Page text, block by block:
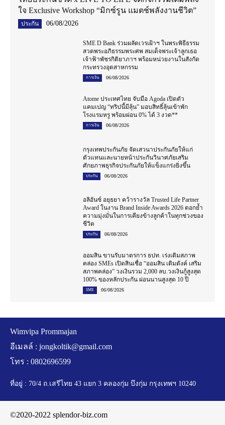
ใจ Exclusive Workshop “มิกซ์รูน แมตช์พลังงานชีวิต”
ประกัน 06/08/2026
SME D Bank ร่วมผลัดเวรเฝ้าฯ ในพระพิธีธรรม
สวดพระอภิธรรมพระศพ สมเด็จพระเจ้าลูกเธอ
เจ้าฟ้าพัชรกิติยาภาฯ พร้อมหน่วยงานในสังกัด
กระทรวงอุตสาหกรรม
การเงิน 06/08/2026
Atome ประเทศไทย จับมือ Agoda เปิดตัว
แคมเปญ “ทริปนี้มีลุ้น” มอบสิทธิ์ลุ้นเข้าพัก
โรงแรมหรู พร้อมผ่อน 0% ได้ 3 งวด**
การเงิน 06/08/2026
กรุงเทพประกันภัย จัดเสวนาประกันภัยให้แก่
ตัวแทนและนายหน้าประกันวินาศภัยเสริม
ศักยภาพธุรกิจประกันภัยให้แข็งแกร่งยิ่งขึ้น
ประกัน 06/08/2026
อลิอันซ์ อยุธยา คว้ารางวัล Trusted Life Partner
Award ในงาน Brand Inside Awards 2026 ตอกย้ำ
ความมุ่งมั่นในการเคียงข้างลูกค้าในทุกช่วงของ
ชีวิต
ประกัน 06/08/2026
ออมสิน ขานรับมาตรการ ธปท. เร่งเติมสภาพ
คล่อง SMEs เปิดสินเชื่อ “ออมสิน เติมตังค์ เสริม
สภาพคล่อง” วงเงินรวม 2,000 ลบ.วงเงินกู้สูงสุด
100% ของหลักประกัน ผ่อนนานสูงสุด 10 ปี
SME 06/08/2026
Wimvipa Prommajan
อีเมลล์ : jongkoltik@gmail.com
โทร : 0802696599
ที่อยู่ : 70/4 ถ.เสรีไทย 43 แยก 3 คลองกุ่ม บึงกุ่ม กรุงเทพฯ 10240
©2020-2022 splendor-biz.com